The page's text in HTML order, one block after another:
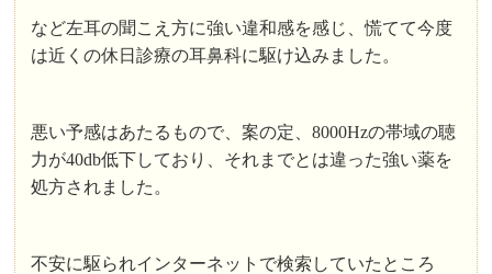
など左耳の聞こえ方に強い違和感を感じ、慌てて今度
は近くの休日診療の耳鼻科に駆け込みました。
悪い予感はあたるもので、案の定、8000Hzの帯域の聴
力が40db低下しており、それまでとは違った強い薬を
処方されました。
不安に駆られインターネットで検索していたところ